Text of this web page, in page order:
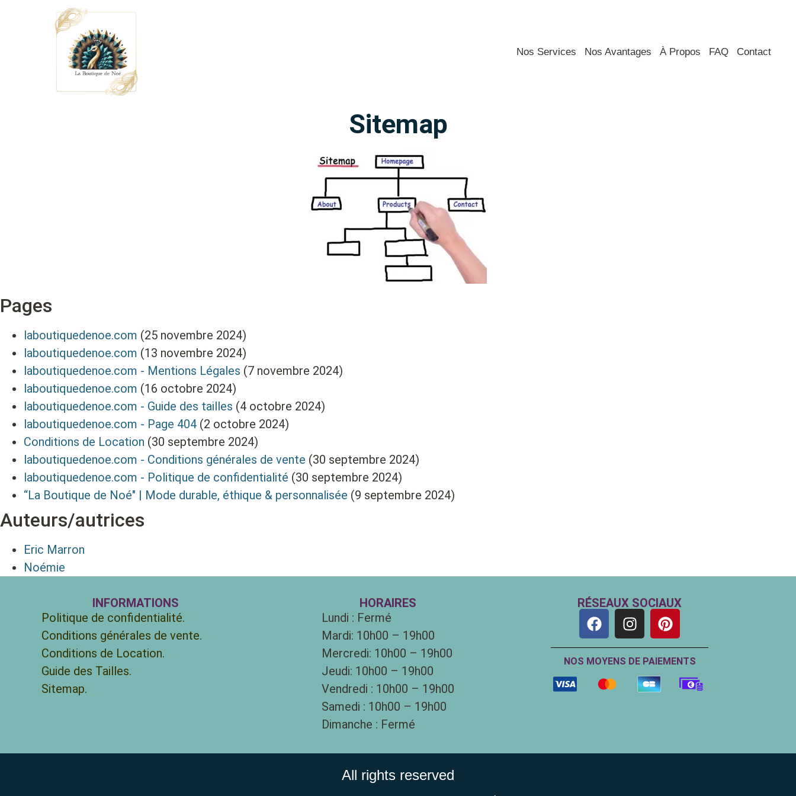
Nos Services Nos Avantages À Propos FAQ Contact
Sitemap
Pages
laboutiquedenoe.com (25 novembre 2024)
laboutiquedenoe.com (13 novembre 2024)
laboutiquedenoe.com - Mentions Légales (7 novembre 2024)
laboutiquedenoe.com (16 octobre 2024)
laboutiquedenoe.com - Guide des tailles (4 octobre 2024)
laboutiquedenoe.com - Page 404 (2 octobre 2024)
Conditions de Location (30 septembre 2024)
laboutiquedenoe.com - Conditions générales de vente (30 septembre 2024)
laboutiquedenoe.com - Politique de confidentialité (30 septembre 2024)
“La Boutique de Noé" | Mode durable, éthique & personnalisée (9 septembre 2024)
Auteurs/autrices
Eric Marron
Noémie
INFORMATIONS
Politique de confidentialité.
Conditions générales de vente.
Conditions de Location.
Guide des Tailles.
Sitemap.
HORAIRES
Lundi : Fermé
Mardi: 10h00 – 19h00
Mercredi: 10h00 – 19h00
Jeudi: 10h00 – 19h00
Vendredi : 10h00 – 19h00
Samedi : 10h00 – 19h00
Dimanche : Fermé
RÉSEAUX SOCIAUX
NOS MOYENS DE PAIEMENTS
All rights reserved